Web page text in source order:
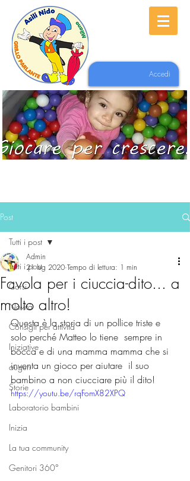
Accedi
Post
Tutti i post
Corsi
Novità
Consigli per attività
Iniziative
auguri
Storie
Laboratorio bambini
Inizia
La tua community
Genitori 360°
Tutti i post
Favola per i ciuccia-dito... a
molto altro!
Admin
21 lug 2020 Tempo di lettura: 1 min
Questa è la storia di un pollice triste e
solo perché Matteo lo tiene  sempre in
bocca e di una mamma mamma che si
inventa un gioco per aiutare  il suo
bambino a non ciucciare più il dito!
https://youtu.be/rqFomX82XPQ